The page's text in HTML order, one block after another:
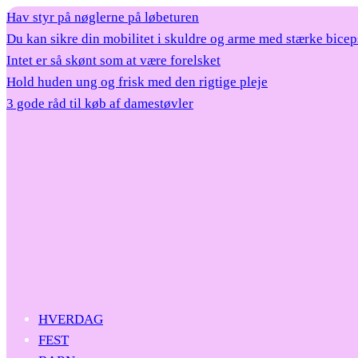
Hav styr på nøglerne på løbeturen
Du kan sikre din mobilitet i skuldre og arme med stærke
Intet er så skønt som at være forelsket
Hold huden ung og frisk med den rigtige pleje
3 gode råd til køb af damestøvler
HVERDAG
FEST